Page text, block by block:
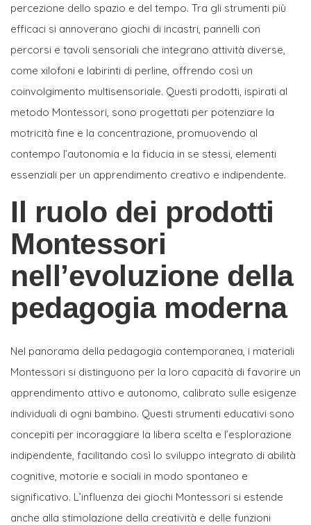
percezione dello spazio e del tempo. Tra gli strumenti più
efficaci si annoverano giochi di incastri, pannelli con
percorsi e tavoli sensoriali che integrano attività diverse,
come xilofoni e labirinti di perline, offrendo così un
coinvolgimento multisensoriale. Questi prodotti, ispirati al
metodo Montessori, sono progettati per potenziare la
motricità fine e la concentrazione, promuovendo al
contempo l’autonomia e la fiducia in se stessi, elementi
essenziali per un apprendimento creativo e indipendente.
Il ruolo dei prodotti
Montessori
nell’evoluzione della
pedagogia moderna
Nel panorama della pedagogia contemporanea, i materiali
Montessori si distinguono per la loro capacità di favorire un
apprendimento attivo e autonomo, calibrato sulle esigenze
individuali di ogni bambino. Questi strumenti educativi sono
concepiti per incoraggiare la libera scelta e l’esplorazione
indipendente, facilitando così lo sviluppo integrato di abilità
cognitive, motorie e sociali in modo spontaneo e
significativo. L’influenza dei giochi Montessori si estende
anche alla stimolazione della creatività e delle funzioni